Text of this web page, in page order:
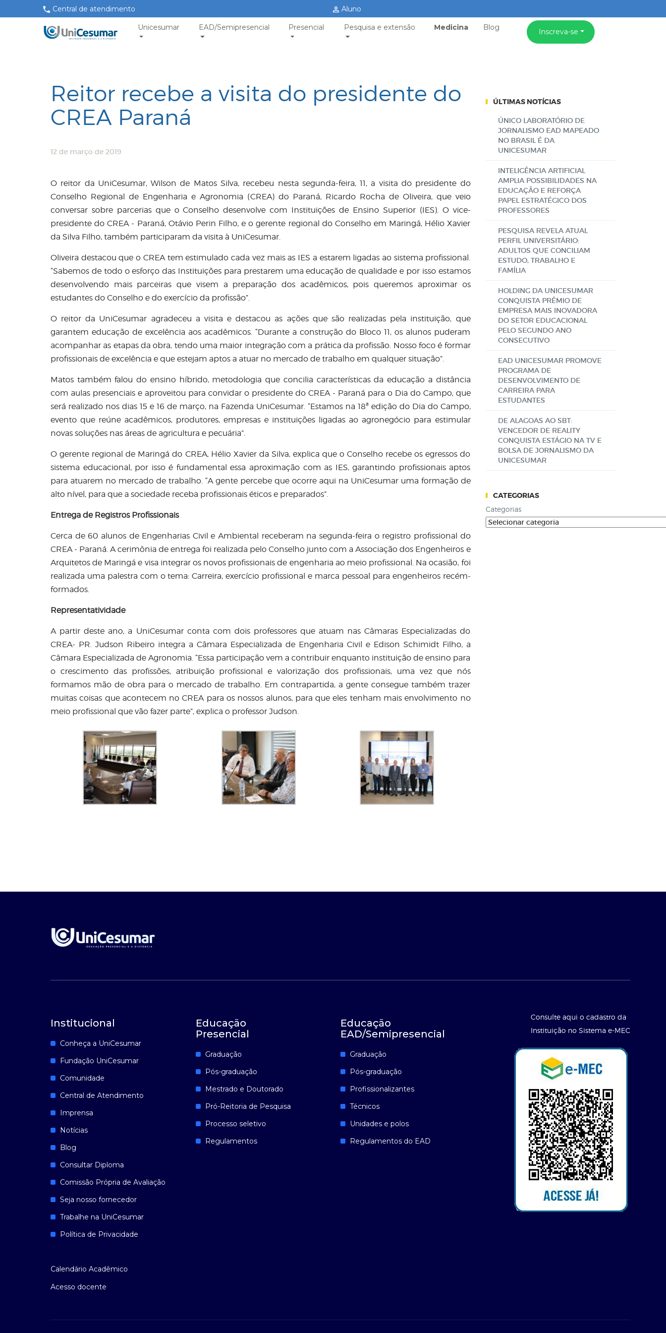
Central de atendimento Aluno
Unicesumar EAD/Semipresencial Presencial Pesquisa e extensão Medicina Blog Inscreva-se
Reitor recebe a visita do presidente do
CREA Paraná
12 de março de 2019
O reitor da UniCesumar, Wilson de Matos Silva, recebeu nesta segunda-feira, 11, a visita do presidente do
Conselho Regional de Engenharia e Agronomia (CREA) do Paraná, Ricardo Rocha de Oliveira, que veio
conversar sobre parcerias que o Conselho desenvolve com Instituições de Ensino Superior (IES). O vice-
presidente do CREA - Paraná, Otávio Perin Filho, e o gerente regional do Conselho em Maringá, Hélio Xavier
da Silva Filho, também participaram da visita à UniCesumar.
Oliveira destacou que o CREA tem estimulado cada vez mais as IES a estarem ligadas ao sistema profissional.
“Sabemos de todo o esforço das Instituições para prestarem uma educação de qualidade e por isso estamos
desenvolvendo mais parceiras que visem a preparação dos acadêmicos, pois queremos aproximar os
estudantes do Conselho e do exercício da profissão”.
O reitor da UniCesumar agradeceu a visita e destacou as ações que são realizadas pela instituição, que
garantem educação de excelência aos acadêmicos. “Durante a construção do Bloco 11, os alunos puderam
acompanhar as etapas da obra, tendo uma maior integração com a prática da profissão. Nosso foco é formar
profissionais de excelência e que estejam aptos a atuar no mercado de trabalho em qualquer situação”.
Matos também falou do ensino híbrido, metodologia que concilia características da educação a distância
com aulas presenciais e aproveitou para convidar o presidente do CREA - Paraná para o Dia do Campo, que
será realizado nos dias 15 e 16 de março, na Fazenda UniCesumar. “Estamos na 18ª edição do Dia do Campo,
evento que reúne acadêmicos, produtores, empresas e instituições ligadas ao agronegócio para estimular
novas soluções nas áreas de agricultura e pecuária”.
O gerente regional de Maringá do CREA, Hélio Xavier da Silva, explica que o Conselho recebe os egressos do
sistema educacional, por isso é fundamental essa aproximação com as IES, garantindo profissionais aptos
para atuarem no mercado de trabalho. “A gente percebe que ocorre aqui na UniCesumar uma formação de
alto nível, para que a sociedade receba profissionais éticos e preparados”.
Entrega de Registros Profissionais
Cerca de 60 alunos de Engenharias Civil e Ambiental receberam na segunda-feira o registro profissional do
CREA - Paraná. A cerimônia de entrega foi realizada pelo Conselho junto com a Associação dos Engenheiros e
Arquitetos de Maringá e visa integrar os novos profissionais de engenharia ao meio profissional. Na ocasião, foi
realizada uma palestra com o tema: Carreira, exercício profissional e marca pessoal para engenheiros recém-
formados.
Representatividade
A partir deste ano, a UniCesumar conta com dois professores que atuam nas Câmaras Especializadas do
CREA- PR. Judson Ribeiro integra a Câmara Especializada de Engenharia Civil e Edison Schimidt Filho, a
Câmara Especializada de Agronomia. “Essa participação vem a contribuir enquanto instituição de ensino para
o crescimento das profissões, atribuição profissional e valorização dos profissionais, uma vez que nós
formamos mão de obra para o mercado de trabalho. Em contrapartida, a gente consegue também trazer
muitas coisas que acontecem no CREA para os nossos alunos, para que eles tenham mais envolvimento no
meio profissional que vão fazer parte”, explica o professor Judson.
ÚLTIMAS NOTÍCIAS
ÚNICO LABORATÓRIO DE
JORNALISMO EAD MAPEADO
NO BRASIL É DA
UNICESUMAR
INTELIGÊNCIA ARTIFICIAL
AMPLIA POSSIBILIDADES NA
EDUCAÇÃO E REFORÇA
PAPEL ESTRATÉGICO DOS
PROFESSORES
PESQUISA REVELA ATUAL
PERFIL UNIVERSITÁRIO:
ADULTOS QUE CONCILIAM
ESTUDO, TRABALHO E
FAMÍLIA
HOLDING DA UNICESUMAR
CONQUISTA PRÊMIO DE
EMPRESA MAIS INOVADORA
DO SETOR EDUCACIONAL
PELO SEGUNDO ANO
CONSECUTIVO
EAD UNICESUMAR PROMOVE
PROGRAMA DE
DESENVOLVIMENTO DE
CARREIRA PARA
ESTUDANTES
DE ALAGOAS AO SBT:
VENCEDOR DE REALITY
CONQUISTA ESTÁGIO NA TV E
BOLSA DE JORNALISMO DA
UNICESUMAR
CATEGORIAS
Categorias
Institucional
Conheça a UniCesumar
Fundação UniCesumar
Comunidade
Central de Atendimento
Imprensa
Notícias
Blog
Consultar Diploma
Comissão Própria de Avaliação
Seja nosso fornecedor
Trabalhe na UniCesumar
Política de Privacidade
Calendário Acadêmico
Acesso docente
Educação
Presencial
Graduação
Pós-graduação
Mestrado e Doutorado
Pró-Reitoria de Pesquisa
Processo seletivo
Regulamentos
Educação
EAD/Semipresencial
Graduação
Pós-graduação
Profissionalizantes
Técnicos
Unidades e polos
Regulamentos do EAD
Consulte aqui o cadastro da
Instituição no Sistema e-MEC